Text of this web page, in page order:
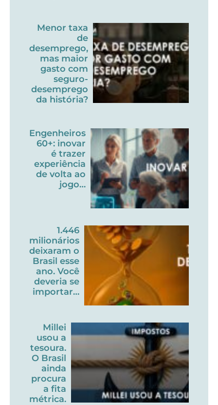
Menor taxa
de
desemprego,
mas maior
gasto com
seguro-
desemprego
da história?
Engenheiros
60+: inovar
é trazer
experiência
de volta ao
jogo…
1.446
milionários
deixaram o
Brasil esse
ano. Você
deveria se
importar…
Millei
usou a
tesoura.
O Brasil
ainda
procura
a fita
métrica.